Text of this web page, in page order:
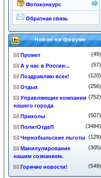
Фотоконкурс
Обратная связь
Новое на форуме
Промет
(49)
А у нас в России...
(57)
Поздравляю всех!
(120)
Отдых
(256)
Управляющие компании
нашего города
(752)
Приколы
(507)
ПолитОтдеЛ
(3484)
Чернобыльские льготы (129)
Манипулирование
нашим сознанием.
(305)
Горячие новости! (549)